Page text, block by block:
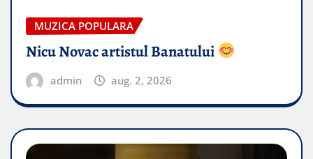
MUZICA POPULARA
Nicu Novac artistul Banatului
admin aug. 2, 2026